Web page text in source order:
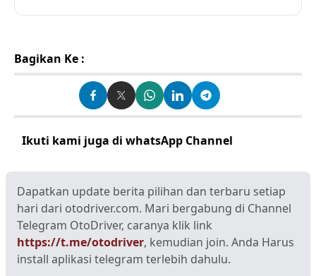
Bagikan Ke :
Ikuti kami juga di whatsApp Channel
Dapatkan update berita pilihan dan terbaru setiap
hari dari otodriver.com. Mari bergabung di Channel
Telegram OtoDriver, caranya klik link
https://t.me/otodriver, kemudian join. Anda Harus
install aplikasi telegram terlebih dahulu.